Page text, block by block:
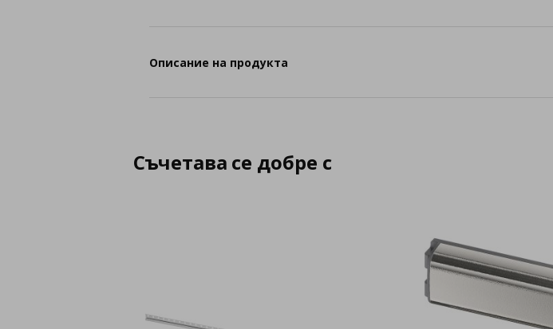
Описание на продукта
Съчетава се добре с